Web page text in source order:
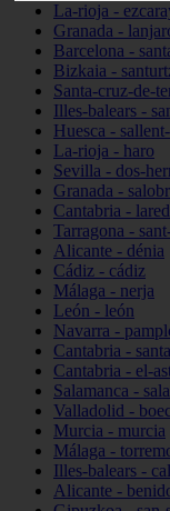
La-rioja -
Granada -
Barcelona -
Bizkaia -
Santa-cruz-de-
Illes-balears -
Huesca -
La-rioja - haro
Sevilla - dos-
Granada -
Cantabria -
Tarragona -
Alicante - dénia
Cádiz - cádiz
Málaga - nerja
León - león
Navarra -
Cantabria -
Cantabria - el-
Salamanca -
Valladolid -
Murcia - murcia
Málaga -
Illes-balears -
Alicante -